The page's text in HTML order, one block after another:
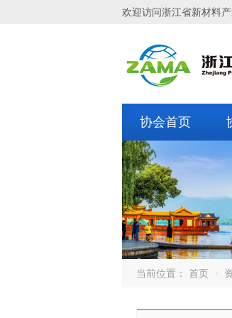
欢迎访问浙江省新材料
协会首页
当前位置： 首页